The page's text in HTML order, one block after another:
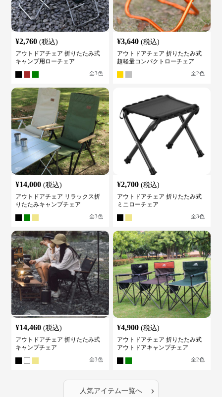
¥2,760 (税込)
アウトドアチェア 折りたたみ式
キャンプ用ローチェア
全3色
¥3,640 (税込)
アウトドアチェア 折りたたみ式
超軽量コンパクトローチェア
全2色
¥14,000 (税込)
アウトドアチェア リラックス折
りたたみキャンプチェア
全3色
¥2,700 (税込)
アウトドアチェア 折りたたみ式
ミニローチェア
全3色
¥14,460 (税込)
アウトドアチェア 折りたたみ式
キャンプチェア
全3色
¥4,900 (税込)
アウトドアチェア 折りたたみ式
アウトドアキャンプチェア
全2色
人気アイテム一覧へ ›